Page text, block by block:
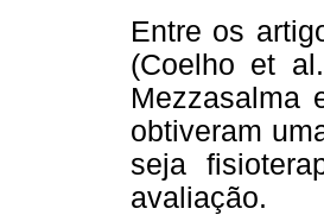
Entre os
(Coelho et
Mezzasalma
obtiveram
seja
avaliação.